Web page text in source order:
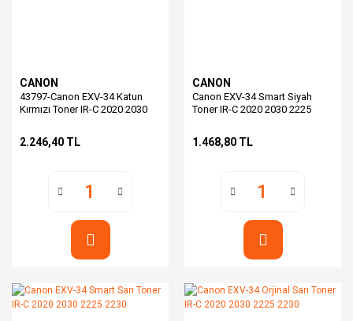
CANON
43797-Canon EXV-34 Katun
Kırmızı Toner IR-C 2020 2030
2.246,40 TL
CANON
Canon EXV-34 Smart Siyah
Toner IR-C 2020 2030 2225
1.468,80 TL